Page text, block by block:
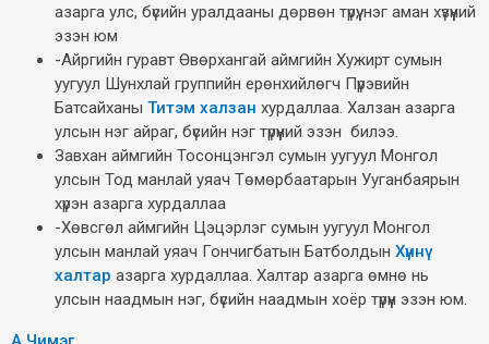
азарга улс, бүсийн уралдааны дөрвөн түрүү, нэг аман хүзүүний
эзэн юм
-Айргийн гуравт Өвөрхангай аймгийн Хужирт сумын
уугуул Шунхлай группийн ерөнхийлөгч Пүрэвийн
Батсайханы Титэм халзан хурдаллаа. Халзан азарга
улсын нэг айраг, бүсийн нэг түрүүний эзэн билээ.
Завхан аймгийн Тосонцэнгэл сумын уугуул Монгол
улсын Тод манлай уяач Төмөрбаатарын Ууганбаярын
хүрэн азарга хурдаллаа
-Хөвсгөл аймгийн Цэцэрлэг сумын уугуул Монгол
улсын манлай уяач Гончигбатын Батболдын Хүннү
халтар азарга хурдаллаа. Халтар азарга өмнө нь
улсын наадмын нэг, бүсийн наадмын хоёр түрүүн эзэн юм.